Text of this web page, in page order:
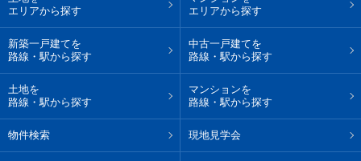
エリアから探す
エリアから探す
新築一戸建てを
路線・駅から探す
中古一戸建てを
路線・駅から探す
土地を
路線・駅から探す
マンションを
路線・駅から探す
物件検索 現地見学会